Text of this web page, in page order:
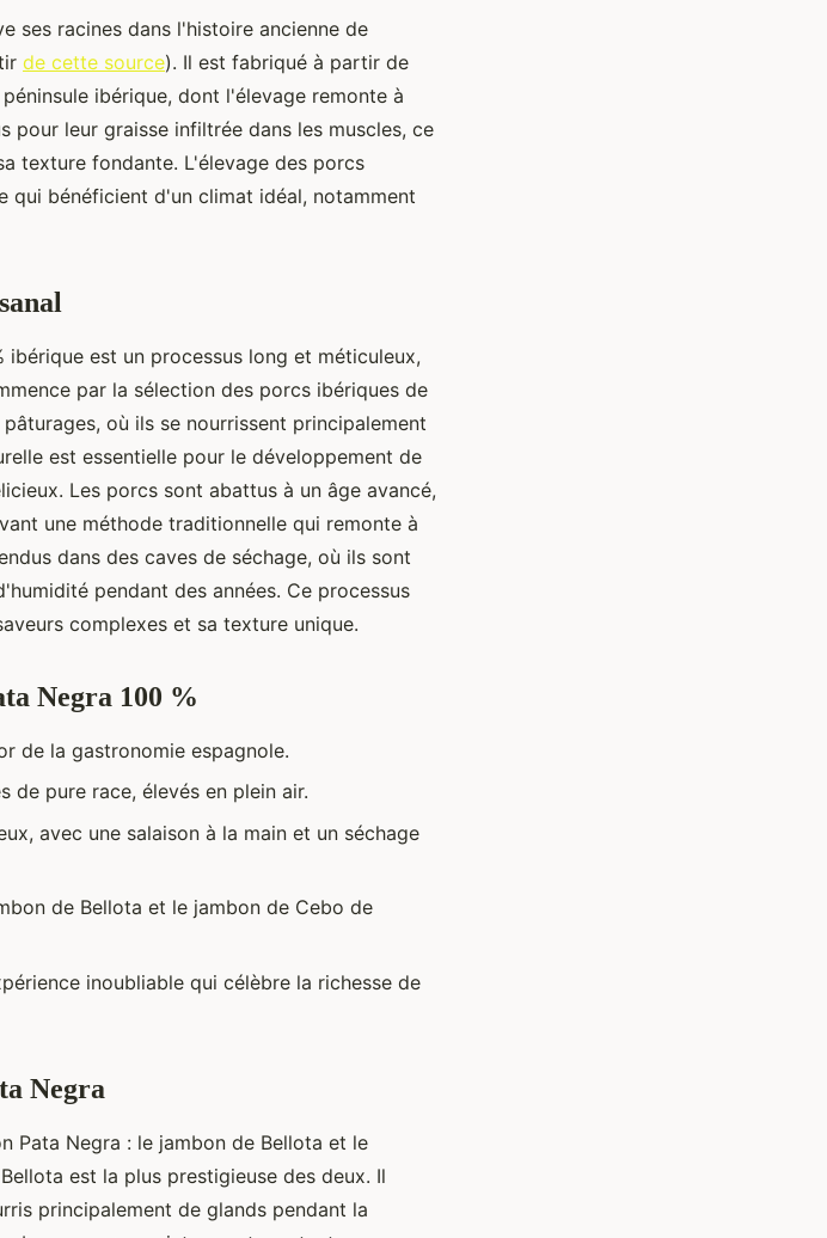
ses racines dans l'histoire ancienne de
de cette source). Il est fabriqué à partir de
ibérique, dont l'élevage remonte à
pour leur graisse infiltrée dans les muscles, ce
texture fondante. L'élevage des porcs
qui bénéficient d'un climat idéal, notamment
est un processus long et méticuleux,
par la sélection des porcs ibériques de
où ils se nourrissent principalement
est essentielle pour le développement de
Les porcs sont abattus à un âge avancé,
une méthode traditionnelle qui remonte à
dans des caves de séchage, où ils sont
pendant des années. Ce processus
complexes et sa texture unique.
Negra 100 %
de la gastronomie espagnole.
pure race, élevés en plein air.
avec une salaison à la main et un séchage
de Bellota et le jambon de Cebo de
inoubliable qui célèbre la richesse de
Negra
Pata Negra : le jambon de Bellota et le
est la plus prestigieuse des deux. Il
principalement de glands pendant la